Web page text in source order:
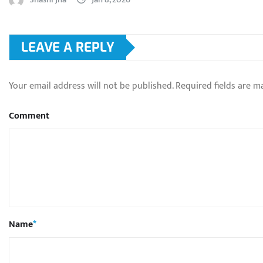
LEAVE A REPLY
Your email address will not be published.Required fields are
Comment
Name*